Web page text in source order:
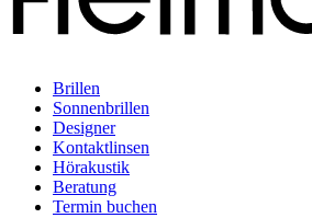
Brillen
Sonnenbrillen
Designer
Kontaktlinsen
Hörakustik
Beratung
Termin buchen